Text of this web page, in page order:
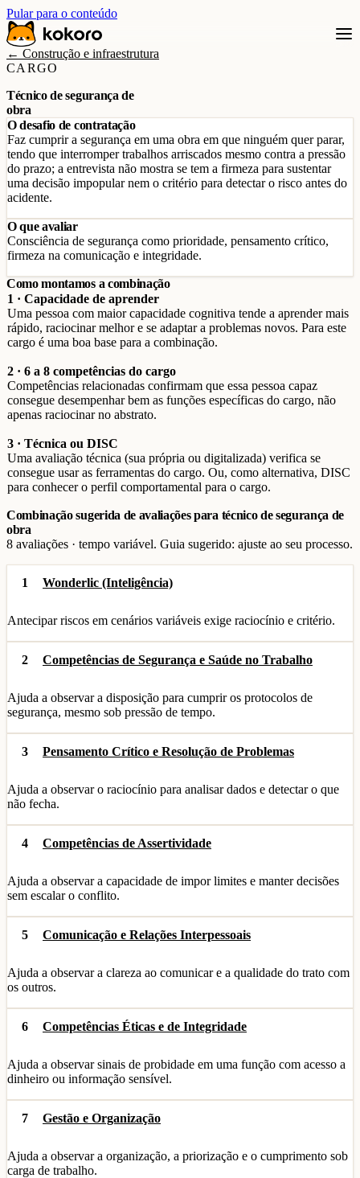
Pular para o conteúdo
← Construção e infraestrutura
CARGO
Técnico de segurança de
obra
O desafio de contratação
Faz cumprir a segurança em uma obra em que ninguém quer parar,
tendo que interromper trabalhos arriscados mesmo contra a pressão
do prazo; a entrevista não mostra se tem a firmeza para sustentar
uma decisão impopular nem o critério para detectar o risco antes do
acidente.
O que avaliar
Consciência de segurança como prioridade, pensamento crítico,
firmeza na comunicação e integridade.
Como montamos a combinação
1 · Capacidade de aprender
Uma pessoa com maior capacidade cognitiva tende a aprender mais
rápido, raciocinar melhor e se adaptar a problemas novos. Para este
cargo é uma boa base para a combinação.
2 · 6 a 8 competências do cargo
Competências relacionadas confirmam que essa pessoa capaz
consegue desempenhar bem as funções específicas do cargo, não
apenas raciocinar no abstrato.
3 · Técnica ou DISC
Uma avaliação técnica (sua própria ou digitalizada) verifica se
consegue usar as ferramentas do cargo. Ou, como alternativa, DISC
para conhecer o perfil comportamental para o cargo.
Combinação sugerida de avaliações para técnico de segurança de
obra
8 avaliações · tempo variável. Guia sugerido: ajuste ao seu processo.
1 Wonderlic (Inteligência)
Antecipar riscos em cenários variáveis exige raciocínio e critério.
2 Competências de Segurança e Saúde no Trabalho
Ajuda a observar a disposição para cumprir os protocolos de
segurança, mesmo sob pressão de tempo.
3 Pensamento Crítico e Resolução de Problemas
Ajuda a observar o raciocínio para analisar dados e detectar o que
não fecha.
4 Competências de Assertividade
Ajuda a observar a capacidade de impor limites e manter decisões
sem escalar o conflito.
5 Comunicação e Relações Interpessoais
Ajuda a observar a clareza ao comunicar e a qualidade do trato com
os outros.
6 Competências Éticas e de Integridade
Ajuda a observar sinais de probidade em uma função com acesso a
dinheiro ou informação sensível.
7 Gestão e Organização
Ajuda a observar a organização, a priorização e o cumprimento sob
carga de trabalho.